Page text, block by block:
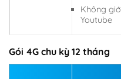
Không
Youtube
Gói 4G chu kỳ 12 tháng